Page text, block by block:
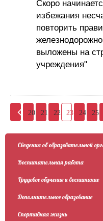
Скоро
избежания
повторить
выложены на
учреждения"
20 21 22 23 24 25
Сведения об образовательной
Воспитательная работа
Трудовое обучение и воспитание
Дополнительное образование
Спортивная жизнь